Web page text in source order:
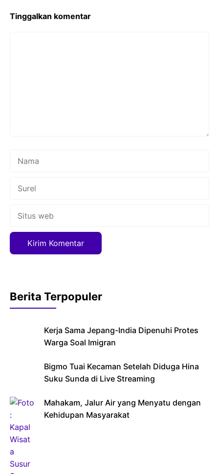
o r
p
p
Tinggalkan komentar
Berita Terpopuler
Kerja Sama Jepang-India Dipenuhi Protes
Warga Soal Imigran
Bigmo Tuai Kecaman Setelah Diduga Hina
Suku Sunda di Live Streaming
Mahakam, Jalur Air yang Menyatu dengan
Kehidupan Masyarakat